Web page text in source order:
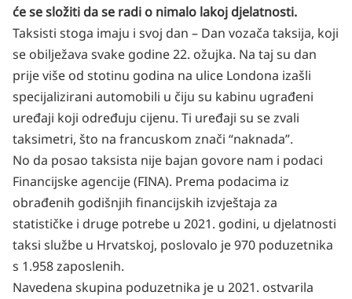
će se složiti da se radi o nimalo lakoj djelatnosti.
Taksisti stoga imaju i svoj dan – Dan vozača taksija, koji
se obilježava svake godine 22. ožujka. Na taj su dan
prije više od stotinu godina na ulice Londona izašli
specijalizirani automobili u čiju su kabinu ugrađeni
uređaji koji određuju cijenu. Ti uređaji su se zvali
taksimetri, što na francuskom znači “naknada”.
No da posao taksista nije bajan govore nam i podaci
Financijske agencije (FINA). Prema podacima iz
obrađenih godišnjih financijskih izvještaja za
statističke i druge potrebe u 2021. godini, u djelatnosti
taksi službe u Hrvatskoj, poslovalo je 970 poduzetnika
s 1.958 zaposlenih.
Navedena skupina poduzetnika je u 2021. ostvarila